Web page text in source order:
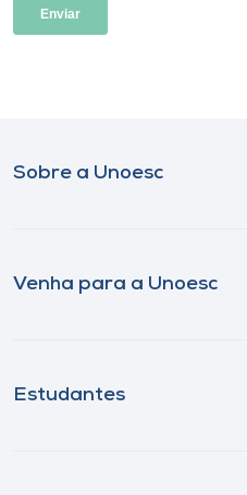
Sobre a Unoesc
Venha para a Unoesc
Estudantes